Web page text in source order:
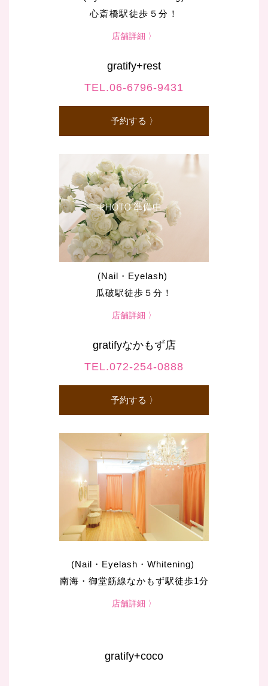
心斎橋駅徒歩５分！
店舗詳細 〉
gratify+rest
TEL.06-6796-9431
予約する 〉
(Nail・Eyelash)
瓜破駅徒歩５分！
店舗詳細 〉
gratifyなかもず店
TEL.072-254-0888
予約する 〉
(Nail・Eyelash・Whitening)
南海・御堂筋線なかもず駅徒歩1分
店舗詳細 〉
gratify+coco